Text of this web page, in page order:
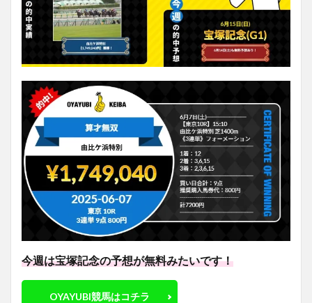
今週は宝塚記念の予想が無料みたいです！
OYAYUBI競馬はコチラ